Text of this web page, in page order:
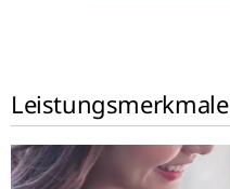
o
Leistungsmerkmale